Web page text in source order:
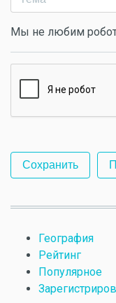
Мы не любим
География
Рейтинг
Популярное